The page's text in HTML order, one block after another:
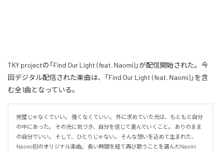
TKY projectの「Find Our Light (feat. Naomi)」が配信開始された。今
回デジタル配信された楽曲は、「Find Our Light (feat. Naomi)」を含
む全1曲となっている。
完璧じゃなくていい。 強くなくていい。 外に求めていた光は、もともと自分
の中にあった。 その光に気づき、自分を信じて進んでいくこと。 ありのまま
の自分でいい。 そして、ひとりじゃない。 そんな想いを込めて生まれた、
Naomi初のオリジナル楽曲。 長い時間を経て再び歌うことを選んだNaomi